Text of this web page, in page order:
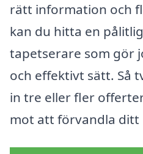
rätt information och
kan du hitta en
tapetserare som gör
och effektivt sätt. Så
in tre eller fler
mot att förvandla ditt